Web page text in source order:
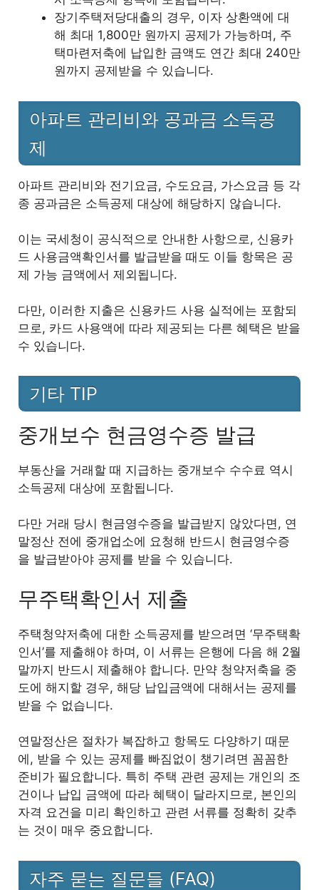
장기주택저당대출의 경우, 이자 상환액에 대
해 최대 1,800만 원까지 공제가 가능하며, 주
택마련저축에 납입한 금액도 연간 최대 240만
원까지 공제받을 수 있습니다.
아파트 관리비와 공과금 소득공
제
아파트 관리비와 전기요금, 수도요금, 가스요금 등 각
종 공과금은 소득공제 대상에 해당하지 않습니다.
이는 국세청이 공식적으로 안내한 사항으로, 신용카
드 사용금액확인서를 발급받을 때도 이들 항목은 공
제 가능 금액에서 제외됩니다.
다만, 이러한 지출은 신용카드 사용 실적에는 포함되
므로, 카드 사용액에 따라 제공되는 다른 혜택은 받을
수 있습니다.
기타 TIP
중개보수 현금영수증 발급
부동산을 거래할 때 지급하는 중개보수 수수료 역시
소득공제 대상에 포함됩니다.
다만 거래 당시 현금영수증을 발급받지 않았다면, 연
말정산 전에 중개업소에 요청해 반드시 현금영수증
을 발급받아야 공제를 받을 수 있습니다.
무주택확인서 제출
주택청약저축에 대한 소득공제를 받으려면 ‘무주택확
인서’를 제출해야 하며, 이 서류는 은행에 다음 해 2월
말까지 반드시 제출해야 합니다. 만약 청약저축을 중
도에 해지할 경우, 해당 납입금액에 대해서는 공제를
받을 수 없습니다.
연말정산은 절차가 복잡하고 항목도 다양하기 때문
에, 받을 수 있는 공제를 빠짐없이 챙기려면 꼼꼼한
준비가 필요합니다. 특히 주택 관련 공제는 개인의 조
건이나 납입 금액에 따라 혜택이 달라지므로, 본인의
자격 요건을 미리 확인하고 관련 서류를 정확히 갖추
는 것이 매우 중요합니다.
자주 묻는 질문들 (FAQ)